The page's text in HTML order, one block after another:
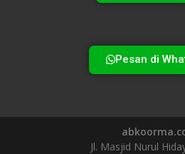
Pesan di
Jl. Masjid Nurul